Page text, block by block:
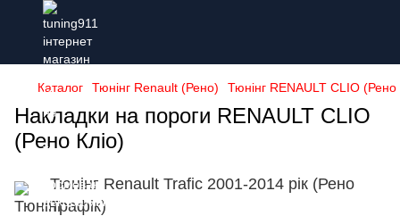
Каталог Тюнінг Renault (Рено) Тюнінг RENAULT CLIO (Рено
Накладки на пороги RENAULT CLIO
(Рено Кліо)
Тюнінг Renault Trafic 2001-2014 рік (Рено
Трафік)